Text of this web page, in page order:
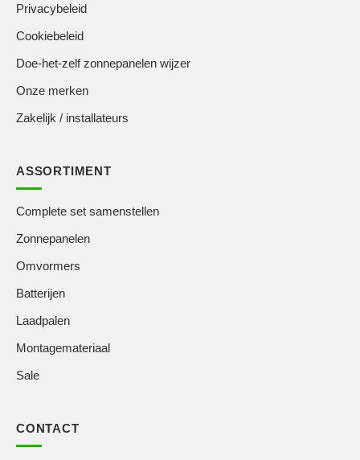
Privacybeleid
Cookiebeleid
Doe-het-zelf zonnepanelen wijzer
Onze merken
Zakelijk / installateurs
ASSORTIMENT
Complete set samenstellen
Zonnepanelen
Omvormers
Batterijen
Laadpalen
Montagemateriaal
Sale
CONTACT